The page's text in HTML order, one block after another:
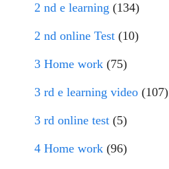
2 nd e learning (134)
2 nd online Test (10)
3 Home work (75)
3 rd e learning video (107)
3 rd online test (5)
4 Home work (96)